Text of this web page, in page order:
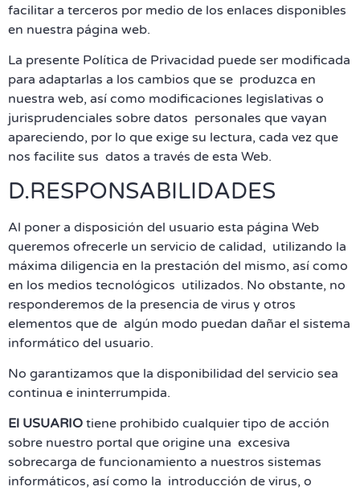
facilitar a terceros por medio de los enlaces disponibles
en nuestra página web.
La presente Política de Privacidad puede ser modificada
para adaptarlas a los cambios que se produzca en
nuestra web, así como modificaciones legislativas o
jurisprudenciales sobre datos personales que vayan
apareciendo, por lo que exige su lectura, cada vez que
nos facilite sus datos a través de esta Web.
D.RESPONSABILIDADES
Al poner a disposición del usuario esta página Web
queremos ofrecerle un servicio de calidad, utilizando la
máxima diligencia en la prestación del mismo, así como
en los medios tecnológicos utilizados. No obstante, no
responderemos de la presencia de virus y otros
elementos que de algún modo puedan dañar el sistema
informático del usuario.
No garantizamos que la disponibilidad del servicio sea
continua e ininterrumpida.
El USUARIO tiene prohibido cualquier tipo de acción
sobre nuestro portal que origine una excesiva
sobrecarga de funcionamiento a nuestros sistemas
informáticos, así como la introducción de virus, o